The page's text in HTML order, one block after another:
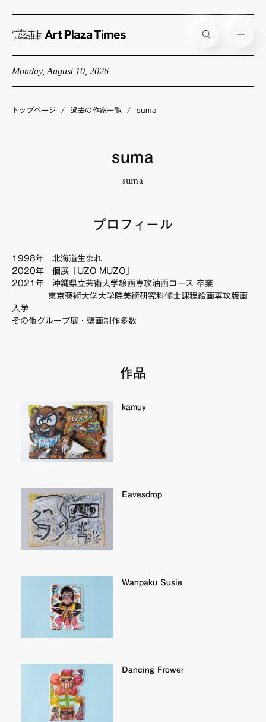
Monday, August 10, 2026
企画展情報
FAQ・お問い合わせ
トップページ / 過去の作家一覧 / suma
suma
suma
プロフィール
1998年 北海道生まれ
2020年 個展「UZO MUZO」
2021年 沖縄県立芸術大学絵画専攻油画コース 卒業
東京藝術大学大学院美術研究科修士課程絵画専攻版画
入学
その他グループ展・壁画制作多数
作品
kamuy
Eavesdrop
Wanpaku Susie
Dancing Frower